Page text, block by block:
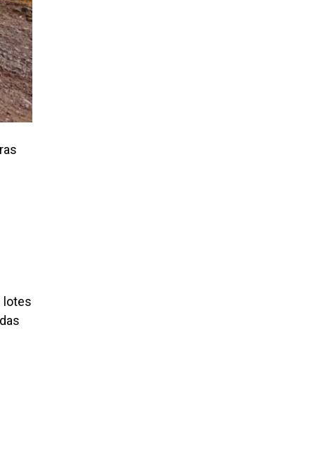
lotes